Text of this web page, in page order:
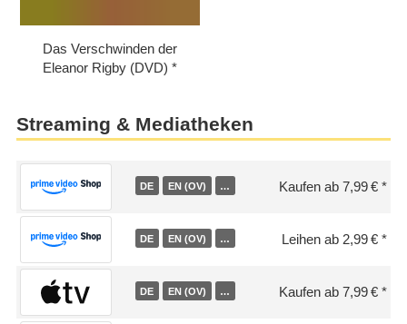
Das Verschwinden der
Eleanor Rigby (DVD)
Streaming & Mediatheken
DE EN (OV) … Kaufen ab 7,99 €
DE EN (OV) … Leihen ab 2,99 €
DE EN (OV) … Kaufen ab 7,99 €